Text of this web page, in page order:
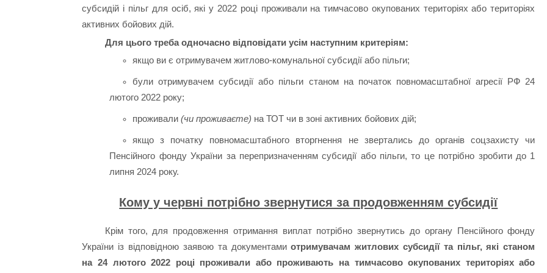
субсидій і пільг для осіб, які у 2022 році проживали на тимчасово окупованих територіях або територіях
активних бойових дій.
Для цього треба одночасно відповідати усім наступним критеріям:
якщо ви є отримувачем житлово-комунальної субсидії або пільги;
були отримувачем субсидії або пільги станом на початок повномасштабної агресії РФ 24
лютого 2022 року;
проживали (чи проживаєте) на ТОТ чи в зоні активних бойових дій;
якщо з початку повномасштабного вторгнення не звертались до органів соцзахисту чи
Пенсійного фонду України за перепризначенням субсидії або пільги, то це потрібно зробити до 1
липня 2024 року.
Кому у червні потрібно звернутися за продовженням субсидії
Крім того, для продовження отримання виплат потрібно звернутись до органу Пенсійного фонду
України із відповідною заявою та документамиотримувачам житлових субсидії та пільг, які станом
на 24 лютого 2022 році проживали або проживають на тимчасово окупованих територіях або